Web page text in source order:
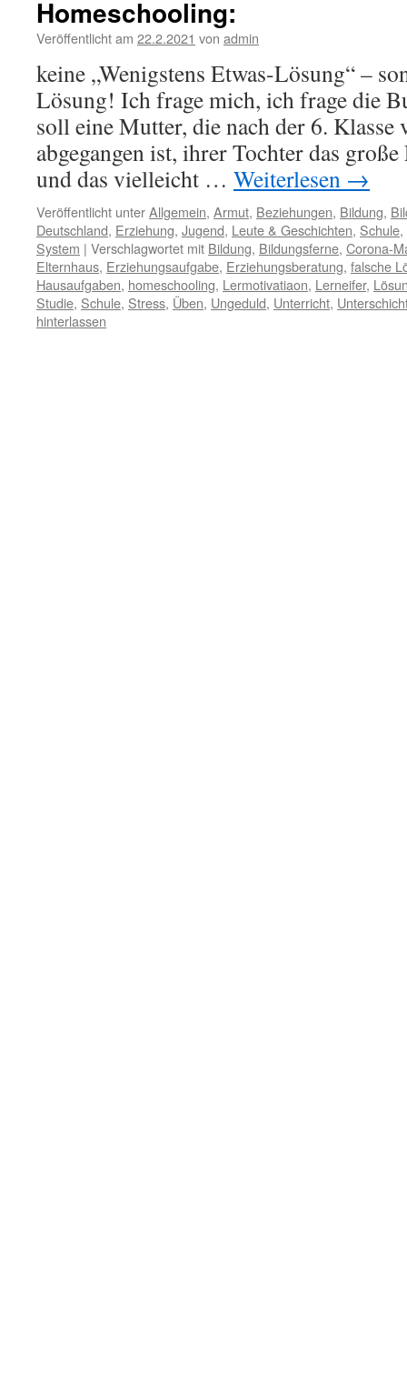
Homeschooling:
Veröffentlicht am 22.2.2021 von admin
keine „Wenigstens Etwas-Lösung“ –
Lösung! Ich frage mich, ich frage die
soll eine Mutter, die nach der 6. Klasse
abgegangen ist, ihrer Tochter das
und das vielleicht … Weiterlesen →
Veröffentlicht unterAllgemein, Armut, Beziehungen, Bildung,
Deutschland, Erziehung, Jugend, Leute & Geschichten, Schule,
System | Verschlagwortet mit Bildung, Bildungsferne, Corona-
Elternhaus, Erziehungsaufgabe, Erziehungsberatung, falsche
Hausaufgaben, homeschooling, Lermotivatiaon, Lerneifer,
Studie, Schule, Stress, Üben, Ungeduld, Unterricht,
hinterlassen